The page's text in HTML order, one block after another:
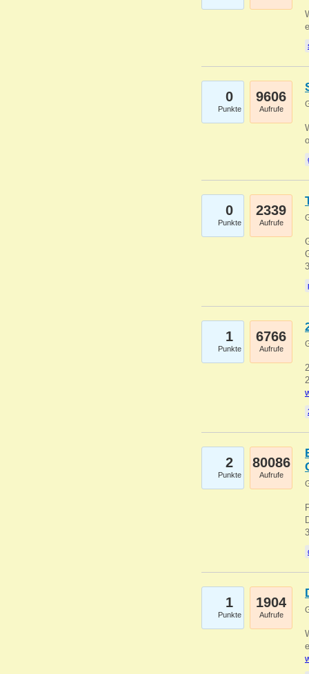
0
Punkte
9606
Aufrufe
0
Punkte
2339
Aufrufe
1
Punkte
6766
Aufrufe
2
Punkte
80086
Aufrufe
1
Punkte
1904
Aufrufe